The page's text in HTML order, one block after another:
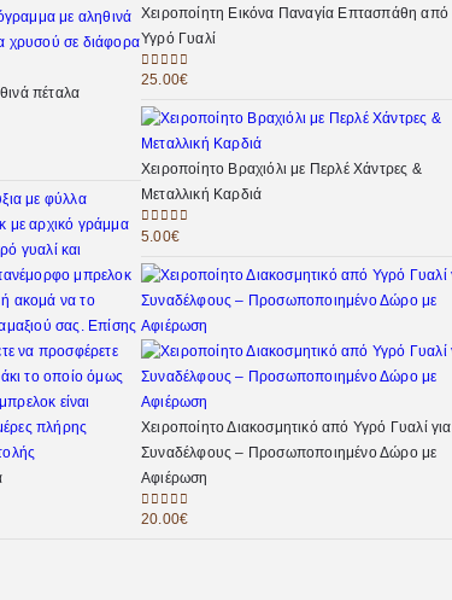
πέταλα
Χειροποίητη Εικόνα Παναγία Επτασπάθη από
Υγρό Γυαλί
0out of 5
25.00€
Χειροποίητο Βραχιόλι με Περλέ Χάντρες &
Μεταλλική Καρδιά
0 out of 5
5.00€
Χειροποίητο Διακοσμητικό από Υγρό Γυαλί για
Συναδέλφους – Προσωποποιημένο Δώρο με
Αφιέρωση
0out of 5
20.00€